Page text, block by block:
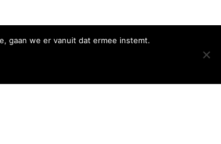
gaan we er vanuit dat ermee instemt.